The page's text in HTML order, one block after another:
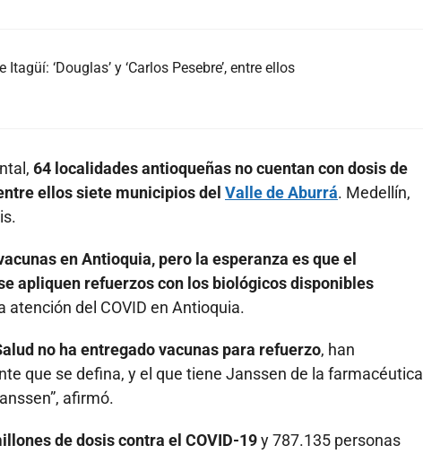
‘Douglas’ y ‘Carlos Pesebre’, entre ellos
64 localidades antioqueñas no cuentan con dosis de
ellos siete municipios del Valle de Aburrá. Medellín,
en Antioquia, pero la esperanza es que el
apliquen refuerzos con los biológicos disponibles
atención del COVID en Antioquia.
no ha entregado vacunas para refuerzo, han
que se defina, y el que tiene Janssen de la farmacéutica
afirmó.
de dosis contra el COVID-19y 787.135 personas